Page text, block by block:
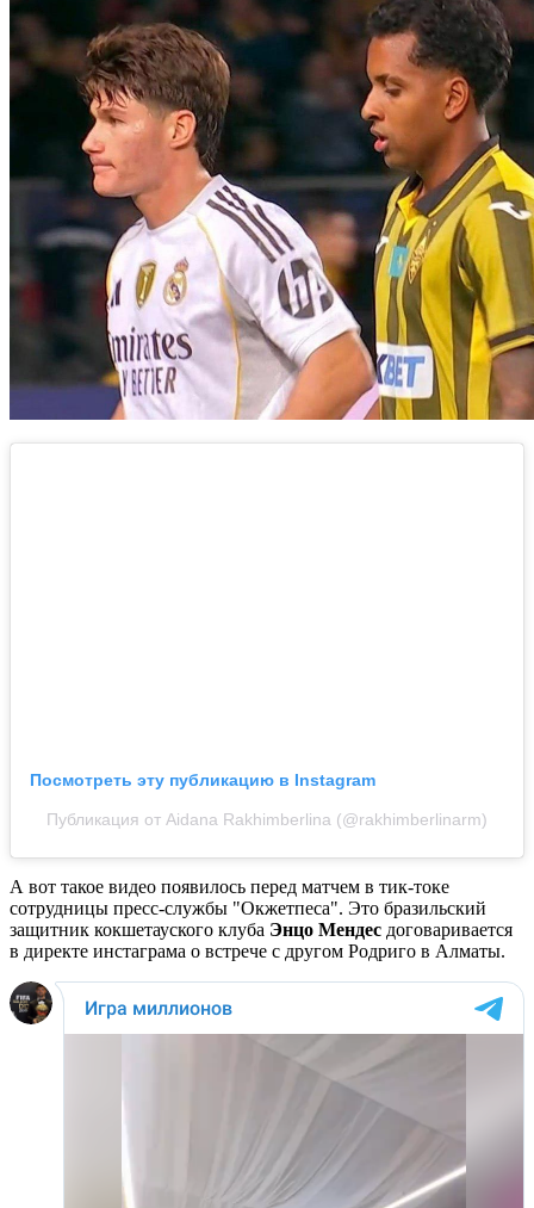
Посмотреть эту публикацию в Instagram
Публикация от Aidana Rakhimberlina (@rakhimberlinarm)
А вот такое видео появилось перед матчем в тик-токе
сотрудницы пресс-службы "Окжетпеса". Это бразильский
защитник кокшетауского клуба Энцо Мендес договаривается
в директе инстаграма о встрече с другом Родриго в Алматы.